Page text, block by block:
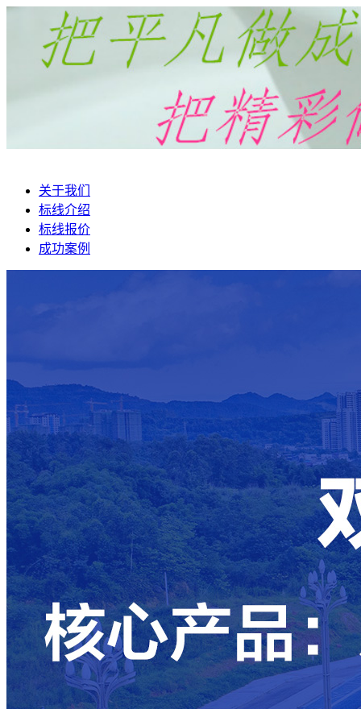
关于我们
标线介绍
标线报价
成功案例